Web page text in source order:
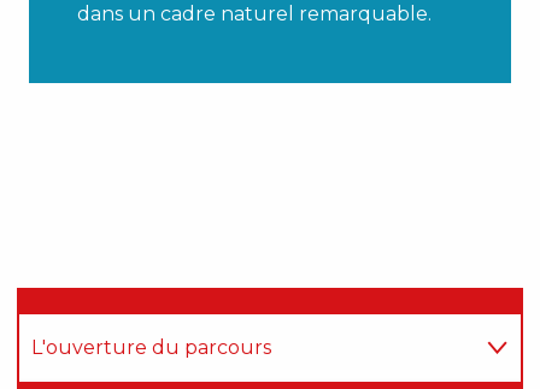
dans un cadre naturel remarquable.
L'ouverture du parcours